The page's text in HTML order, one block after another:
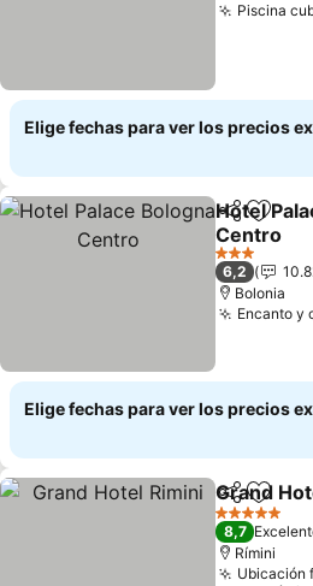
Piscina
Elige fechas para ver los precios
Compartir
Hotel
Centro
3 Estrellas
6,2
Bolonia
Encanto y
Elige fechas para ver los precios
Compartir
Grand
5 Estrellas
8,7
Rímini
Ubicación